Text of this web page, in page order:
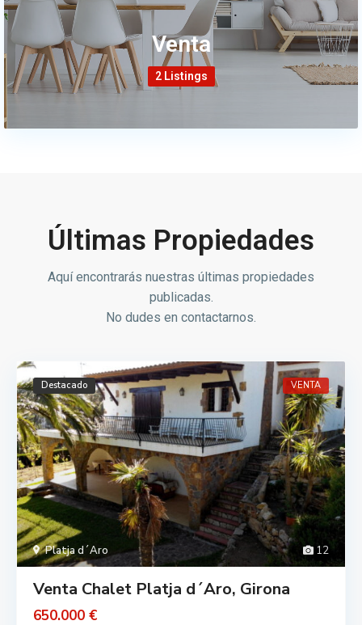
Venta
2 Listings
Últimas Propiedades
Aquí encontrarás nuestras últimas propiedades
publicadas.
No dudes en contactarnos.
12
Platja d´Aro
Destacado VENTA
Venta Chalet Platja d´Aro, Girona
650.000 €